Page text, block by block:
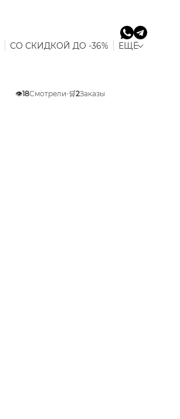
СО СКИДКОЙ ДО -36% ЕЩЁ
👁️18Смотрели• 🛒2Заказы